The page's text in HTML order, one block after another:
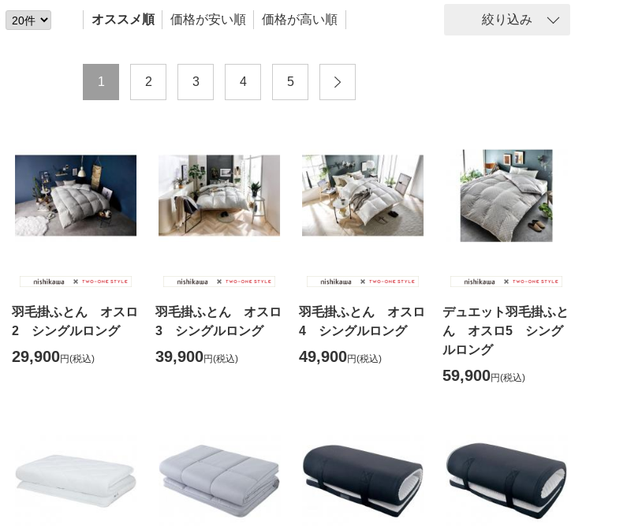
オススメ順 価格が安い順 価格が高い順 絞り込み
1 2 3 4 5
羽毛掛ふとん オスロ
2 シングルロング
29,900円(税込)
羽毛掛ふとん オスロ
3 シングルロング
39,900円(税込)
羽毛掛ふとん オスロ
4 シングルロング
49,900円(税込)
デュエット羽毛掛ふと
ん オスロ5 シング
ルロング
59,900円(税込)